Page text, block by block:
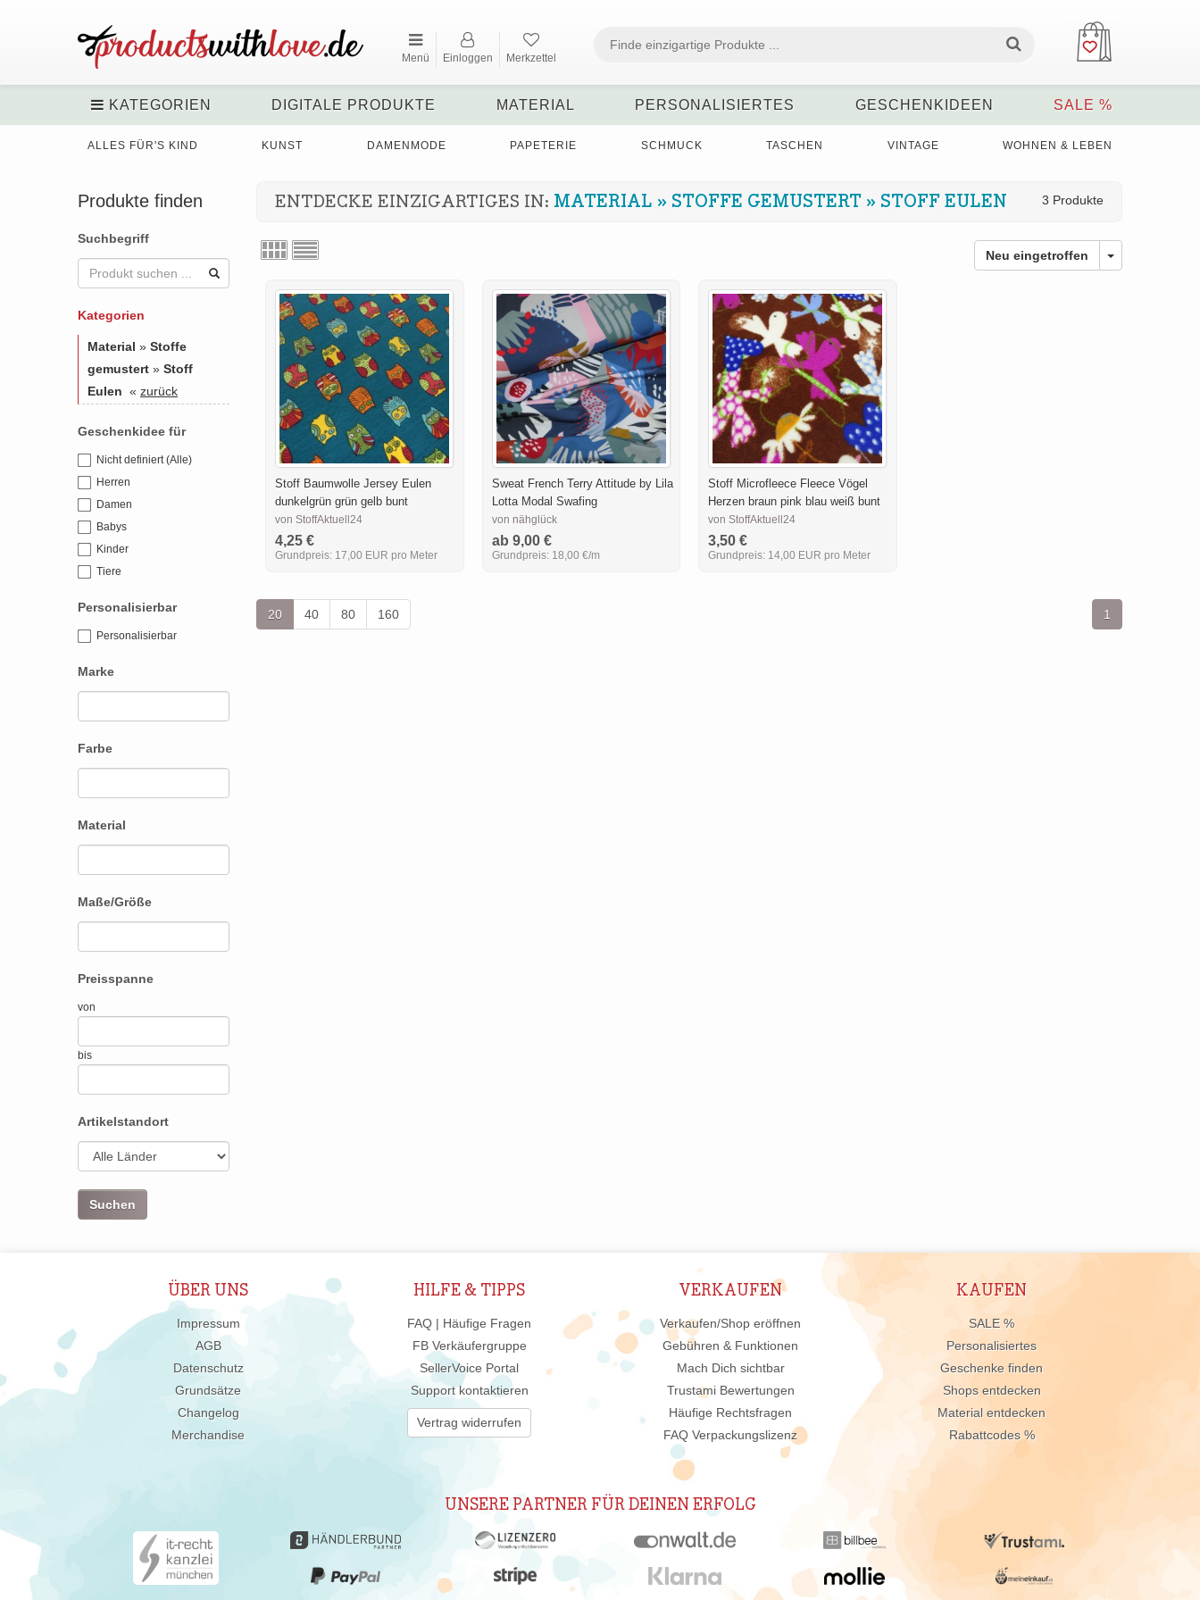
Menü Einloggen Merkzettel
KATEGORIEN DIGITALE PRODUKTE MATERIAL PERSONALISIERTES GESCHENKIDEEN SALE %
ALLES FÜR'S KIND KUNST DAMENMODE PAPETERIE SCHMUCK TASCHEN VINTAGE WOHNEN & LEBEN
Produkte finden
Suchbegriff
Kategorien
Material » Stoffe
gemustert » Stoff
Eulen « zurück
Geschenkidee für
Nicht definiert (Alle)
Herren
Damen
Babys
Kinder
Tiere
Personalisierbar
Personalisierbar
Marke
Farbe
Material
Maße/Größe
Preisspanne
von
bis
Artikelstandort
ENTDECKE EINZIGARTIGES IN: MATERIAL » STOFFE GEMUSTERT » STOFF EULEN 3 Produkte
Neu eingetroffen
Stoff Baumwolle Jersey Eulen
dunkelgrün grün gelb bunt
von StoffAktuell24
4,25 €
Grundpreis: 17,00 EUR pro Meter
Sweat French Terry Attitude by Lila
Lotta Modal Swafing
von nähglück
ab 9,00 €
Grundpreis: 18,00 €/m
Stoff Microfleece Fleece Vögel
Herzen braun pink blau weiß bunt
von StoffAktuell24
3,50 €
Grundpreis: 14,00 EUR pro Meter
20 40 80 160 1
ÜBER UNS
Impressum
AGB
Datenschutz
Grundsätze
Changelog
Merchandise
HILFE & TIPPS
FAQ | Häufige Fragen
FB Verkäufergruppe
SellerVoice Portal
Support kontaktieren
Vertrag widerrufen
VERKAUFEN
Verkaufen/Shop eröffnen
Gebühren & Funktionen
Mach Dich sichtbar
Trustami Bewertungen
Häufige Rechtsfragen
FAQ Verpackungslizenz
KAUFEN
SALE %
Personalisiertes
Geschenke finden
Shops entdecken
Material entdecken
Rabattcodes %
UNSERE PARTNER FÜR DEINEN ERFOLG